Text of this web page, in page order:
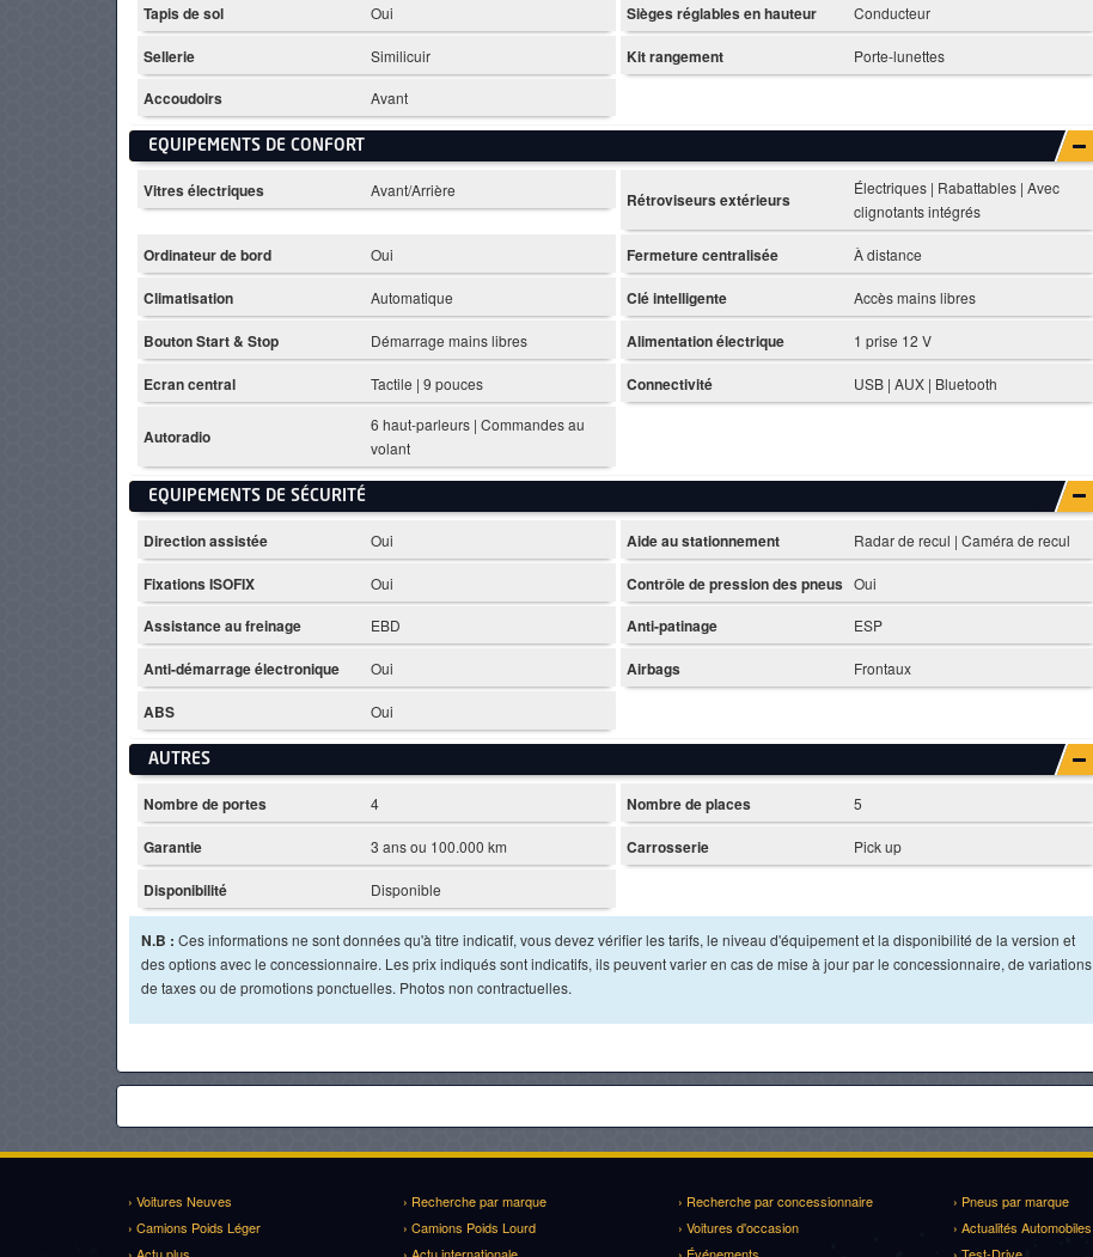
Tapis de sol Oui Sièges réglables en hauteur Conducteur
Sellerie Similicuir Kit rangement Porte-lunettes
Accoudoirs Avant
EQUIPEMENTS DE CONFORT
Vitres électriques Avant/Arrière Rétroviseurs extérieurs
Électriques | Rabattables | Avec
clignotants intégrés
Ordinateur de bord Oui Fermeture centralisée À distance
Climatisation Automatique Clé intelligente Accès mains libres
Bouton Start & Stop Démarrage mains libres Alimentation électrique 1 prise 12 V
Ecran central Tactile | 9 pouces Connectivité USB | AUX | Bluetooth
Autoradio
6 haut-parleurs | Commandes au
volant
EQUIPEMENTS DE SÉCURITÉ
Direction assistée Oui Aide au stationnement Radar de recul | Caméra de recul
Fixations ISOFIX Oui Contrôle de pression des pneus Oui
Assistance au freinage EBD Anti-patinage ESP
Anti-démarrage électronique Oui Airbags Frontaux
ABS Oui
AUTRES
Nombre de portes 4 Nombre de places 5
Garantie 3 ans ou 100.000 km Carrosserie Pick up
Disponibilité Disponible
N.B : Ces informations ne sont données qu'à titre indicatif, vous devez vérifier les tarifs, le niveau d'équipement et la disponibilité de la version et
des options avec le concessionnaire. Les prix indiqués sont indicatifs, ils peuvent varier en cas de mise à jour par le concessionnaire, de variations
de taxes ou de promotions ponctuelles. Photos non contractuelles.
› Voitures Neuves › Recherche par marque › Recherche par concessionnaire
› Pneus par marque
› Camions Poids Léger
› Camions Poids Lourd › Voitures d'occasion
› Actualités Automobiles
› Actu plus
› Actu internationale › Événements › Test-Drive